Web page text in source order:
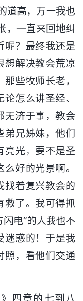
道高，万一我也
，一直来回地纠
呢？最终我还是
想解决教会荒凉
些牧师长老，
怎么讲圣经、
无济于事，教会
弟兄姊妹，他们
亮光，要不是圣
好的光景啊。
找着复兴教会的
救了。我可得抓
电”的人我也不
迷惑的！于是我
照，看他们交通
四章的七到八